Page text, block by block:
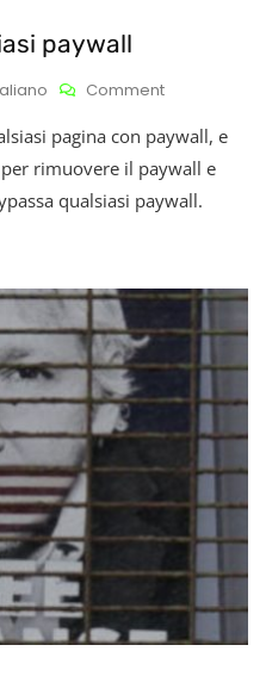
paywall
CommentOn
Bypassa
Qualsiasi
Paywall
pagina con paywall, e
rimuovere il paywall e
qualsiasi paywall.